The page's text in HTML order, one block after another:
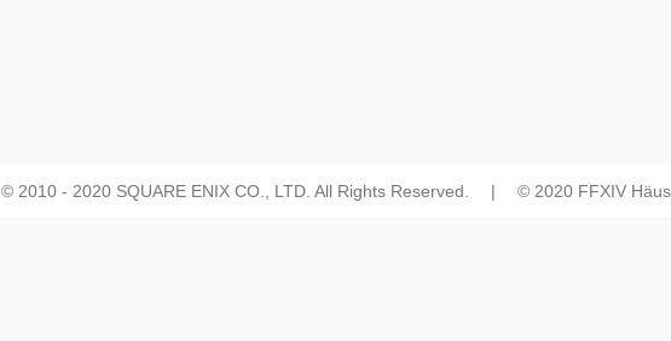
© 2010 - 2020 SQUARE ENIX CO., LTD. All Rights Reserved. | © 2020 FFXIV